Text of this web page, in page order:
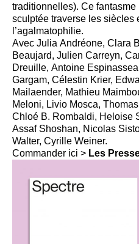
traditionnelles). Ce
sculptée traverse les siècles
l’agalmatophilie.
Avec Julia Andréone, Clara
Beaujard, Julien Carreyn,
Dreuille, Antoine
Gargam, Célestin Krier,
Mailaender, Mathieu
Meloni, Livio Mosca,
Chloé B. Rombaldi, Heloise
Assaf Shoshan, Nicolas
Walter, Cyrille Weiner.
Commander ici > Les